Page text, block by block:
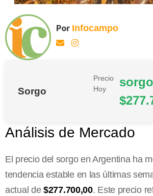
Por Infocampo
Sorgo
Precio
Hoy
sorgo
Análisis de Mercado
El precio del sorgo en Argentina ha
tendencia estable en las últimas
actual de $277.700,00. Este precio